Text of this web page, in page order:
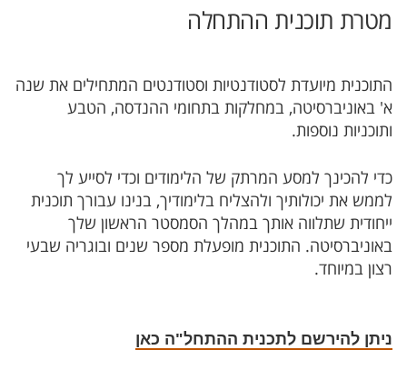
מטרת תוכנית ההתחלה
התוכנית מיועדת לסטודנטיות וסטודנטים המתחילים את שנה
א' באוניברסיטה, במחלקות בתחומי ההנדסה, הטבע
ותוכניות נוספות.
כדי להכינך למסע המרתק של הלימודים וכדי לסייע לך
לממש את יכולותיך ולהצליח בלימודיך, בנינו עבורך תוכנית
ייחודית שתלווה אותך במהלך הסמסטר הראשון שלך
באוניברסיטה. התוכנית מופעלת מספר שנים ובוגריה שבעי
רצון במיוחד.
ניתן להירשם לתכנית ההתחל"ה כאן